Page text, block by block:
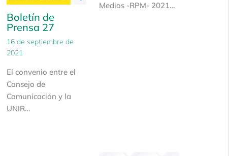
Boletín de
Prensa 27
16 de septiembre de
2021
El convenio entre el
Consejo de
Comunicación y la
UNIR…
Medios -RPM- 2021…